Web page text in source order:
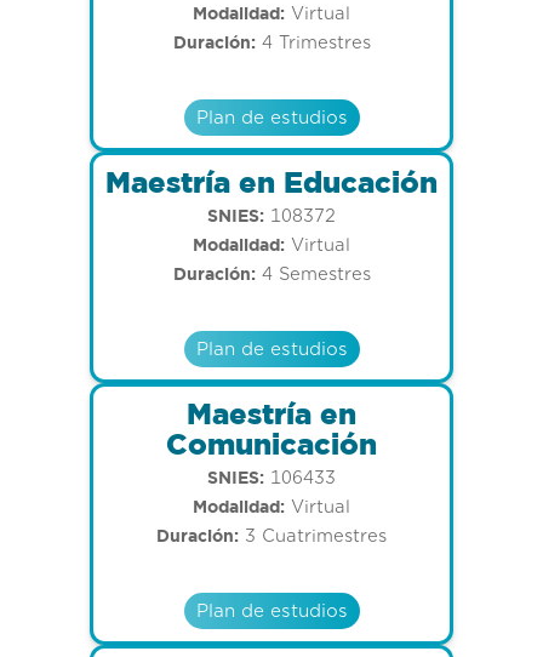
Modalidad: Virtual
Duración:4 Trimestres
Plan de estudios
Maestría en Educación
SNIES: 108372
Modalidad: Virtual
Duración:4 Semestres
Plan de estudios
Maestría en
Comunicación
SNIES: 106433
Modalidad: Virtual
Duración: 3 Cuatrimestres
Plan de estudios